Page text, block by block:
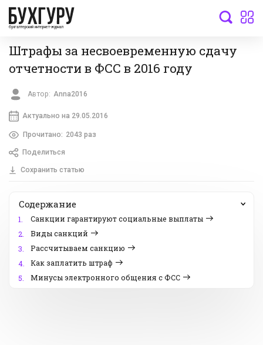
бухгалтерский интернет-журнал
Штрафы за несвоевременную сдачу
отчетности в ФСС в 2016 году
Автор: Anna2016
Актуально на 29.05.2016
Прочитано: 2043 раз
Поделиться
Сохранить статью
Содержание
1.
Санкции гарантируют социальные выплаты
2.
Виды санкций
3.
Рассчитываем санкцию
4.
Как заплатить штраф
5.
Минусы электронного общения с ФСС